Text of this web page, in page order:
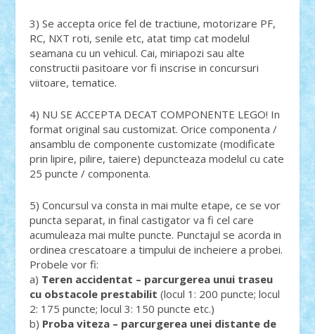
3) Se accepta orice fel de tractiune, motorizare PF,
RC, NXT roti, senile etc, atat timp cat modelul
seamana cu un vehicul. Cai, miriapozi sau alte
constructii pasitoare vor fi inscrise in concursuri
viitoare, tematice.
4) NU SE ACCEPTA DECAT COMPONENTE LEGO! In
format original sau customizat. Orice componenta /
ansamblu de componente customizate (modificate
prin lipire, pilire, taiere) depuncteaza modelul cu cate
25 puncte / componenta.
5) Concursul va consta in mai multe etape, ce se vor
puncta separat, in final castigator va fi cel care
acumuleaza mai multe puncte. Punctajul se acorda in
ordinea crescatoare a timpului de incheiere a probei.
Probele vor fi:
a) Teren accidentat – parcurgerea unui traseu
cu obstacole prestabilit(locul 1: 200 puncte; locul
2: 175 puncte; locul 3: 150 puncte etc.)
b) Proba viteza – parcurgerea unei distante de